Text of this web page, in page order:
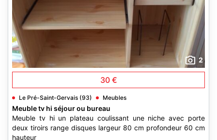
2
30 €
Le Pré-Saint-Gervais (93) Meubles
Meuble tv hi séjour ou bureau
Meuble tv hi un plateau coulissant une niche avec porte
deux tiroirs range disques largeur 80 cm profondeur 60 cm
hauteur